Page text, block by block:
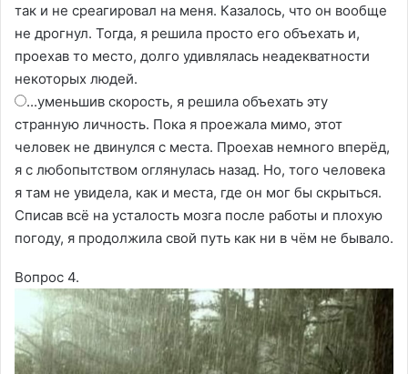
так и не среагировал на меня. Казалось, что он вообще
не дрогнул. Тогда, я решила просто его объехать и,
проехав то место, долго удивлялась неадекватности
некоторых людей.
...уменьшив скорость, я решила объехать эту
странную личность. Пока я проежала мимо, этот
человек не двинулся с места. Проехав немного вперёд,
я с любопытством оглянулась назад. Но, того человека
я там не увидела, как и места, где он мог бы скрыться.
Списав всё на усталость мозга после работы и плохую
погоду, я продолжила свой путь как ни в чём не бывало.
Вопрос 4.